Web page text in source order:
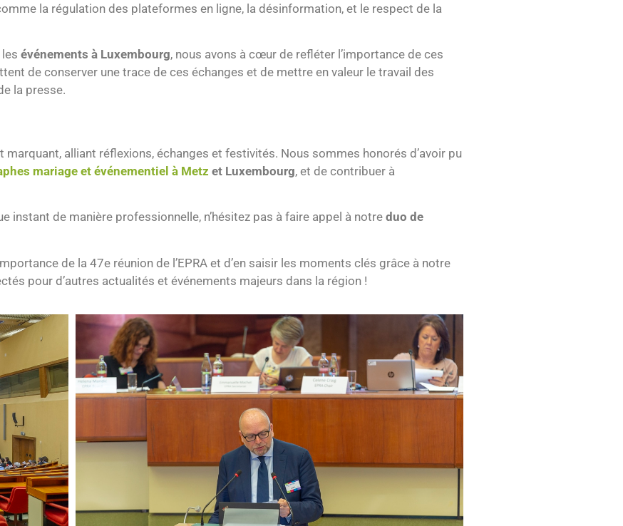
la régulation des plateformes en ligne, la désinformation, et le respect de la
événements à Luxembourg, nous avons à cœur de refléter l’importance de ces
de conserver une trace de ces échanges et de mettre en valeur le travail des
la presse.
marquant, alliant réflexions, échanges et festivités. Nous sommes honorés d’avoir pu
mariage et événementiel à Metz et Luxembourg, et de contribuer à
instant de manière professionnelle, n’hésitez pas à faire appel à notre duo de
de la 47e réunion de l’EPRA et d’en saisir les moments clés grâce à notre
pour d’autres actualités et événements majeurs dans la région !